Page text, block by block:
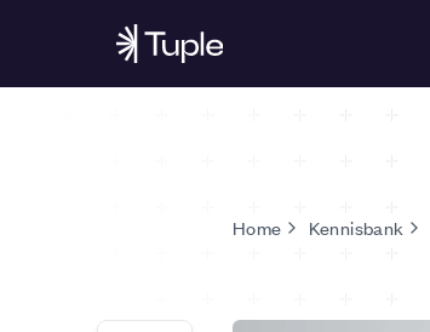
Home Kennisbank